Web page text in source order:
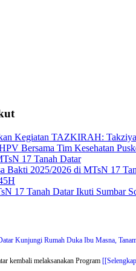
Kegiatan TAZKIRAH:
Bersama Tim Kesehatan
17 Tanah Datar
Bakti 2025/2026 di MTsN 17
17 Tanah Datar Ikuti Sumbar
Kunjungi Rumah Duka Ibu Masna,
kembali melaksanakan Program